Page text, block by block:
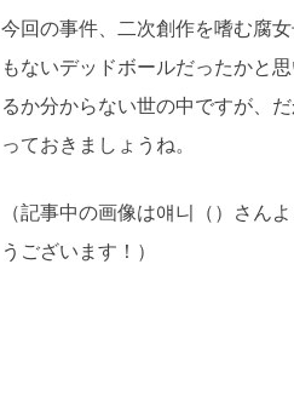
今回の事件、二次創作を嗜む腐
もないデッドボールだったかと
るか分からない世の中ですが、
っておきましょうね。
（記事中の画像は얘니（）さん
うございます！）